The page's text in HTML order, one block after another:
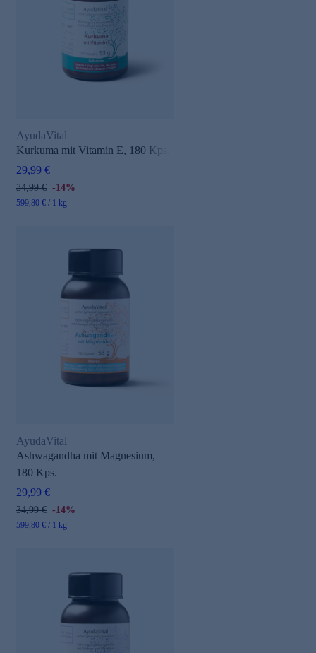
AyudaVital
Kurkuma mit Vitamin E, 180 Kps.
29,99 €
34,99 € -14%
599,80 € / 1 kg
AyudaVital
Ashwagandha mit Magnesium,
180 Kps.
29,99 €
34,99 € -14%
599,80 € / 1 kg